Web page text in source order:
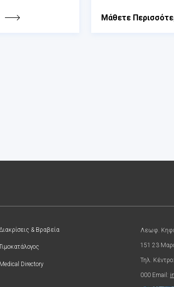
Μάθετε
& Βραβεία
Medical Directory
Λεωφ.
151 23
Τηλ.
000 Email: